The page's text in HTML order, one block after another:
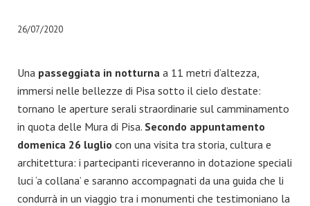
26/07/2020
Una passeggiata in notturna a 11 metri d’altezza,
immersi nelle bellezze di Pisa sotto il cielo d’estate:
tornano le aperture serali straordinarie sul camminamento
in quota delle Mura di Pisa. Secondo appuntamento
domenica 26 luglio con una visita tra storia, cultura e
architettura: i partecipanti riceveranno in dotazione speciali
luci ‘a collana’ e saranno accompagnati da una guida che li
condurrà in un viaggio tra i monumenti che testimoniano la